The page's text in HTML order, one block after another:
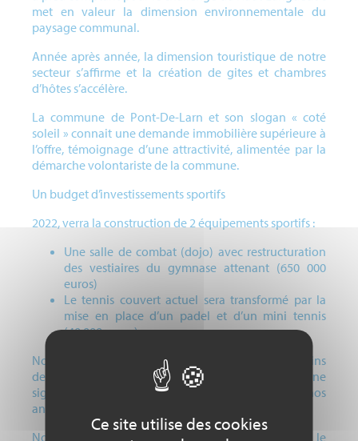
met en valeur la dimension environnementale du
paysage communal.
Année après année, la dimension touristique de notre
secteur s’affirme et la création de gites et chambres
d’hôtes s’accélère.
La commune de Pont-De-Larn et son slogan « coté
soleil » connait une demande immobilière supérieure à
l’offre, témoignage d’une attractivité, alimentée par la
démarche volontariste de la commune.
Un budget d’investissements sportifs
2022, verra la construction de 2 équipements sportifs :
Une salle de combat (dojo) avec restructuration
des vestiaires du gymnase attenant (650 000
euros)
Le tennis couvert actuel sera transformé par la
mise en place d’un padel et d’un mini tennis
(40 000 euros)
Nous étudions la mise en place sur un de nos chemins
de randonnée d’un cheminement poétique avec une
signalétique photo, présentation du site, poème de nos
années d’école.
Nous accueillons sur nos installations en fin 2022, le
Ce site utilise des cookies